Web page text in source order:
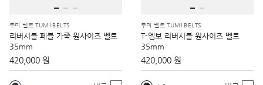
투미 벨트 TUMI BELTS
리버시블 페블 가죽 원사이즈 벨트
35mm
420,000 원
투미 벨트 TUMI BELTS
T-엠보 리버시블 원사이즈 벨트
35mm
420,000 원